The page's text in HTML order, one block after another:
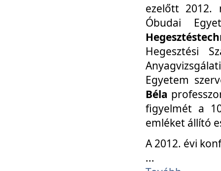
ezelőtt 2012.
Óbudai
Hegesztési
Egyetem
Béla
figyelmét a
emléket állító
A 2012. évi
...